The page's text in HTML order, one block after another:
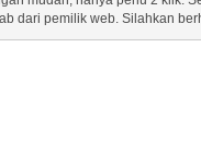
dari pemilik web. Silahkan